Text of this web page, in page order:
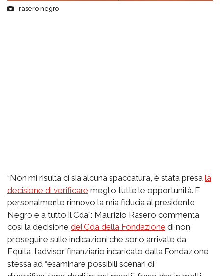
rasero negro
“Non mi risulta ci sia alcuna spaccatura, è stata presa la
decisione di verificare meglio tutte le opportunità. E
personalmente rinnovo la mia fiducia al presidente
Negro e a tutto il Cda”: Maurizio Rasero commenta
così la decisione del Cda della Fondazione di non
proseguire sulle indicazioni che sono arrivate da
Equita, l’advisor finanziario incaricato dalla Fondazione
stessa ad “esaminare possibili scenari di